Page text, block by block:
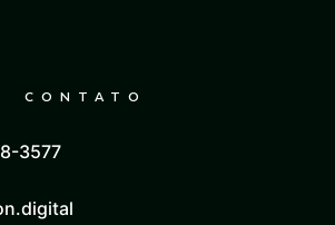
CONTATO
3577